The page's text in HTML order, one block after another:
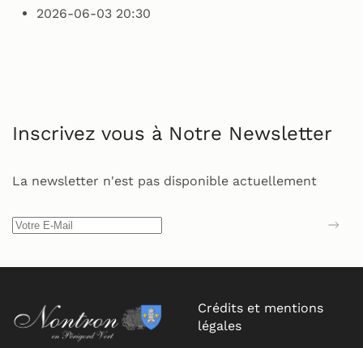
2026-06-03 20:30
Inscrivez vous à Notre Newsletter
La newsletter n'est pas disponible actuellement
Crédits et mentions
légales